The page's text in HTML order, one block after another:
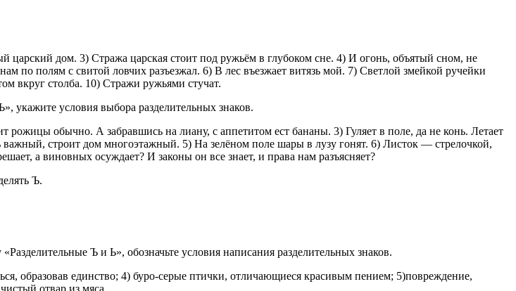
царский дом. 3) Стража царская стоит под ружьём в глубоком сне. 4) И огонь, объятый сном, не
по полям с свитой ловчих разъезжал. 6) В лес въезжает витязь мой. 7) Светлой змейкой ручейки
вкруг столба. 10) Стражи ружьями стучат.
укажите условия выбора разделительных знаков.
рожицы обычно. А забравшись на лиану, с аппетитом ест бананы. 3) Гуляет в поле, да не конь. Летает
строит дом многоэтажный. 5) На зелёном поле шары в лузу гонят. 6) Листок — стрелочкой,
а виновных осуждает? И законы он все знает, и права нам разъясняет?
Ъ.
Ъ и Ь», обозначьте условия написания разделительных знаков.
образовав единство; 4) буро-серые птички, отличающиеся красивым пением; 5)повреждение,
отвар из мяса.